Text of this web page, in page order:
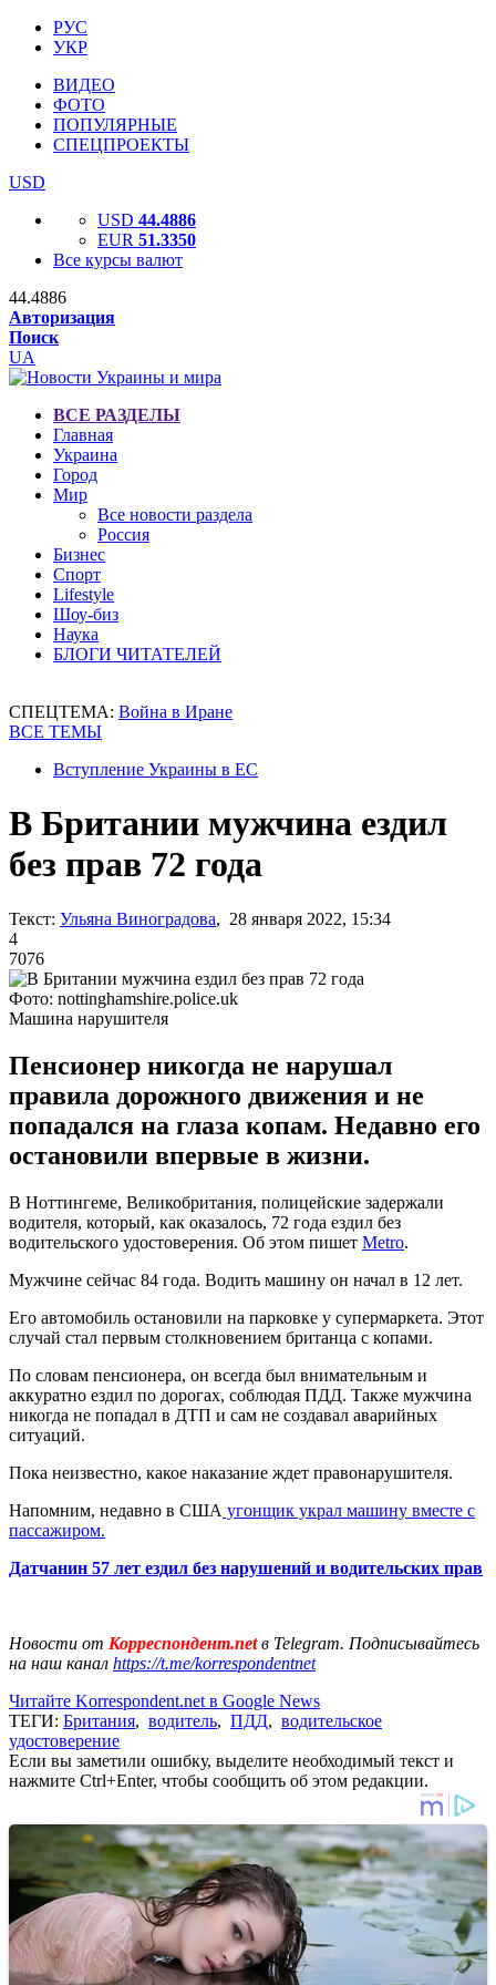
РУС
УКР
ВИДЕО
ФОТО
ПОПУЛЯРНЫЕ
СПЕЦПРОЕКТЫ
USD
USD 44.4886
EUR 51.3350
Все курсы валют
44.4886
Авторизация
Поиск
UA
ВСЕ РАЗДЕЛЫ
Главная
Украина
Город
Мир
Все новости раздела
Россия
Бизнес
Спорт
Lifestyle
Шоу-биз
Наука
БЛОГИ ЧИТАТЕЛЕЙ
СПЕЦТЕМА: Война в Иране
ВСЕ ТЕМЫ
Вступление Украины в ЕС
В Британии мужчина ездил
без прав 72 года
Текст: Ульяна Виноградова, 28 января 2022, 15:34
4
7076
Фото: nottinghamshire.police.uk
Машина нарушителя
Пенсионер никогда не нарушал
правила дорожного движения и не
попадался на глаза копам. Недавно его
остановили впервые в жизни.
В Ноттингеме, Великобритания, полицейские задержали
водителя, который, как оказалось, 72 года ездил без
водительского удостоверения. Об этом пишет Metro.
Мужчине сейчас 84 года. Водить машину он начал в 12 лет.
Его автомобиль остановили на парковке у супермаркета. Этот
случай стал первым столкновением британца с копами.
По словам пенсионера, он всегда был внимательным и
аккуратно ездил по дорогах, соблюдая ПДД. Также мужчина
никогда не попадал в ДТП и сам не создавал аварийных
ситуаций.
Пока неизвестно, какое наказание ждет правонарушителя.
Напомним, недавно в США угонщик украл машину вместе с
пассажиром.
Датчанин 57 лет ездил без нарушений и водительских прав
Новости от Корреспондент.netв Telegram. Подписывайтесь
на наш канал https://t.me/korrespondentnet
Читайте Korrespondent.net в Google News
ТЕГИ: Британия, водитель, ПДД, водительское
удостоверение
Если вы заметили ошибку, выделите необходимый текст и
нажмите Ctrl+Enter, чтобы сообщить об этом редакции.